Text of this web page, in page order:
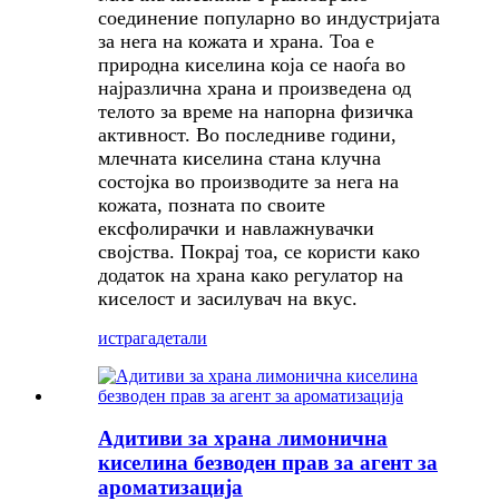
соединение популарно во индустријата
за нега на кожата и храна. Тоа е
природна киселина која се наоѓа во
најразлична храна и произведена од
телото за време на напорна физичка
активност. Во последниве години,
млечната киселина стана клучна
состојка во производите за нега на
кожата, позната по своите
ексфолирачки и навлажнувачки
својства. Покрај тоа, се користи како
додаток на храна како регулатор на
киселост и засилувач на вкус.
истрагадетали
Адитиви за храна лимонична
киселина безводен прав за агент за
ароматизација